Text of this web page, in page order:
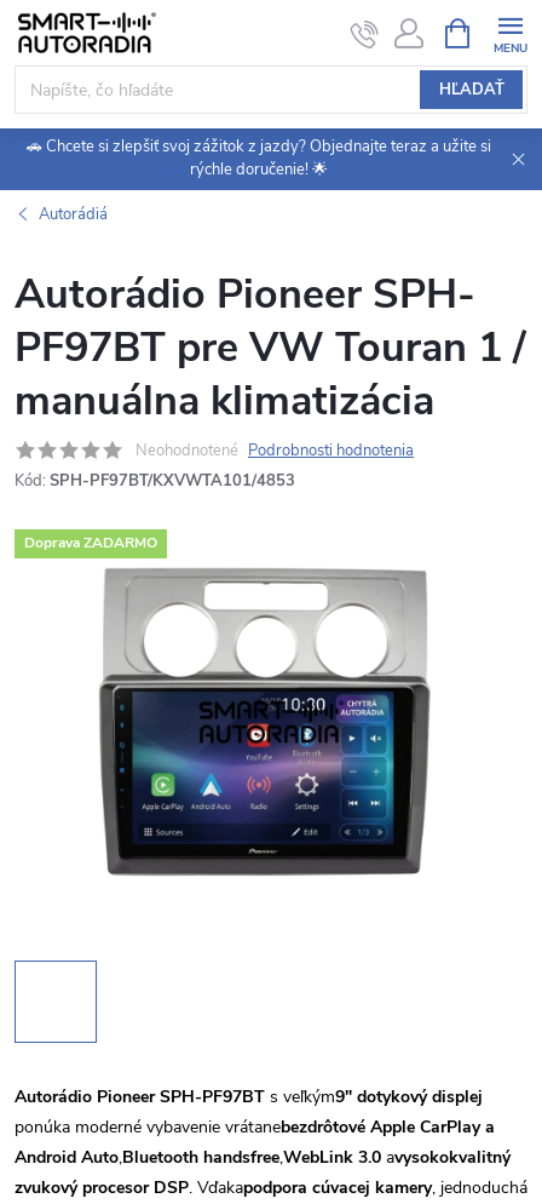
Prejsť
obsah
HĽADAŤ
KOŠÍK
🚗 Chcete si zlepšiť svoj zážitok z jazdy? Objednajte teraz a užite si
rýchle doručenie! 🌟
Autorádiá
Autorádio Pioneer SPH-
PF97BT pre VW Touran 1 /
manuálna klimatizácia
Neohodnotené Podrobnosti hodnotenia
Kód: SPH-PF97BT/KXVWTA101/4853
Doprava ZADARMO
Autorádio Pioneer SPH-PF97BT s veľkým9" dotykový displej
ponúka moderné vybavenie vrátanebezdrôtové Apple CarPlay a
Android Auto,Bluetooth handsfree,WebLink 3.0 avysokokvalitný
zvukový procesor DSP. Vďakapodpora cúvacej kamery, jednoduchá